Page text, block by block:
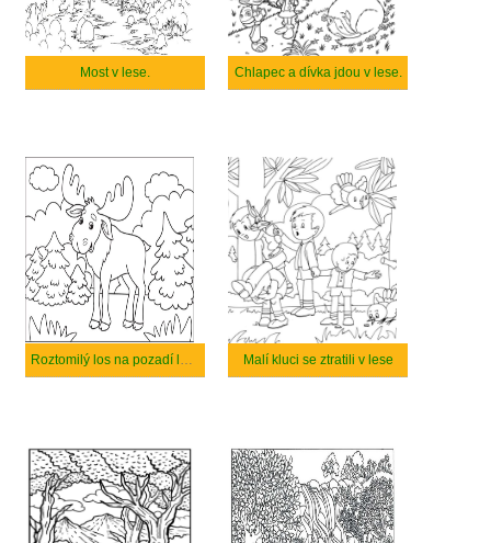
Most v lese. Chlapec a dívka jdou v lese.
Roztomilý los na pozadí lesa Malí kluci se ztratili v lese